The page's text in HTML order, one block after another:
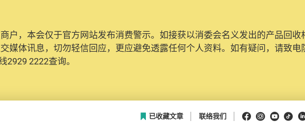
户，本会仅于官方网站发布消费警示。如接获以消委会名义发出的产品回收
媒体讯息，切勿轻信回应，更应避免透露任何个人资料。如有疑问，请致电
2929 2222查询。
已收藏文章 联络我们 Facebook
Instagram
抖